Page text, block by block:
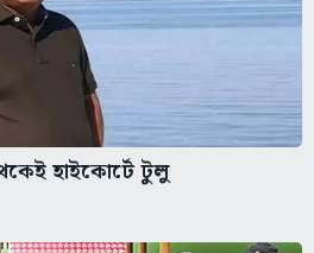
হাইকোর্টে টুলু